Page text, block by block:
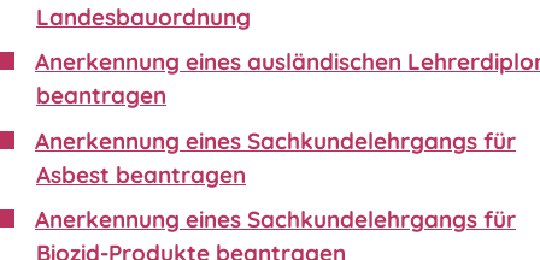
Landesbauordnung
Anerkennung eines ausländischen
beantragen
Anerkennung eines Sachkundelehrgangs für
Asbest beantragen
Anerkennung eines Sachkundelehrgangs für
Biozid-Produkte beantragen